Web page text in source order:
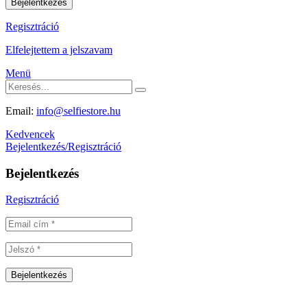
Regisztráció
Elfelejtettem a jelszavam
Menü
Email: info@selfiestore.hu
Kedvencek
Bejelentkezés/Regisztráció
Bejelentkezés
Regisztráció